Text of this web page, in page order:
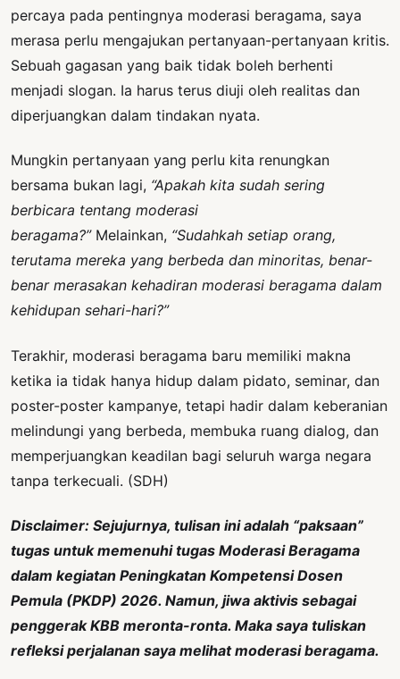
percaya pada pentingnya moderasi beragama, saya
merasa perlu mengajukan pertanyaan-pertanyaan kritis.
Sebuah gagasan yang baik tidak boleh berhenti
menjadi slogan. Ia harus terus diuji oleh realitas dan
diperjuangkan dalam tindakan nyata.
Mungkin pertanyaan yang perlu kita renungkan
bersama bukan lagi, “Apakah kita sudah sering
berbicara tentang moderasi
beragama?”Melainkan, “Sudahkah setiap orang,
terutama mereka yang berbeda dan minoritas, benar-
benar merasakan kehadiran moderasi beragama dalam
kehidupan sehari-hari?”
Terakhir, moderasi beragama baru memiliki makna
ketika ia tidak hanya hidup dalam pidato, seminar, dan
poster-poster kampanye, tetapi hadir dalam keberanian
melindungi yang berbeda, membuka ruang dialog, dan
memperjuangkan keadilan bagi seluruh warga negara
tanpa terkecuali. (SDH)
Disclaimer: Sejujurnya, tulisan ini adalah “paksaan”
tugas untuk memenuhi tugas Moderasi Beragama
dalam kegiatan Peningkatan Kompetensi Dosen
Pemula (PKDP) 2026. Namun, jiwa aktivis sebagai
penggerak KBB meronta-ronta. Maka saya tuliskan
refleksi perjalanan saya melihat moderasi beragama.